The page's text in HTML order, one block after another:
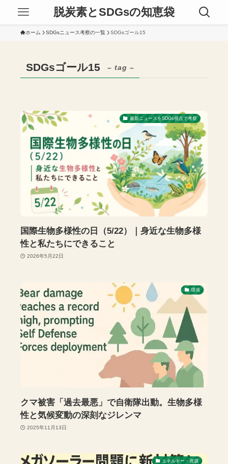
脱炭素とSDGsの知恵袋
ホーム SDGsニュース考察の一覧 SDGsゴール15
SDGsゴール15 – tag –
最新ニュースをSDGs視点で考察
国際生物多様性の日（5/22）｜身近な生物多様
性と私たちにできること
2026年5月22日
環境
クマ被害「過去最悪」で自衛隊出動。生物多様
性と気候変動の深刻なジレンマ
2025年11月13日
エネルギー・資源